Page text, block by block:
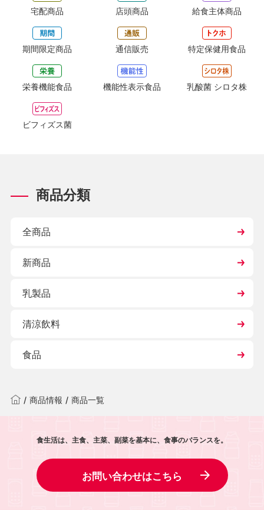
宅配商品 店頭商品 給食主体商品
期間限定商品 通信販売 特定保健用食品
栄養機能食品 機能性表示食品 乳酸菌 シロタ株
ビフィズス菌
商品分類
全商品
新商品
乳製品
清涼飲料
食品
/ 商品情報 / 商品一覧
食生活は、主食、主菜、副菜を基本に、食事のバランスを。
お問い合わせはこちら